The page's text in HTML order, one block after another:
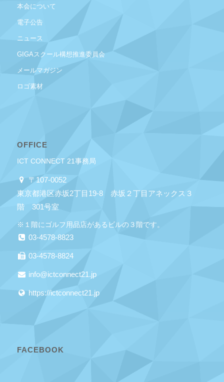
本会について
電子公告
ニュース
GIGAスクール構想推進委員会
メールマガジン
ロゴ素材
OFFICE
ICT CONNECT 21事務局
〒107-0052
東京都港区赤坂2丁目19-8 赤坂２丁目アネックス３
階 301号室
※１階にゴルフ用品店があるビルの３階です。
03-4578-8823
03-4578-8824
info@ictconnect21.jp
https://ictconnect21.jp
FACEBOOK